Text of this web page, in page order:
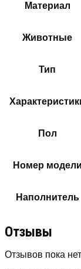
Материал
Животные
Тип
Пол
Номер модели
Наполнитель
Отзывы
Отзывов пока